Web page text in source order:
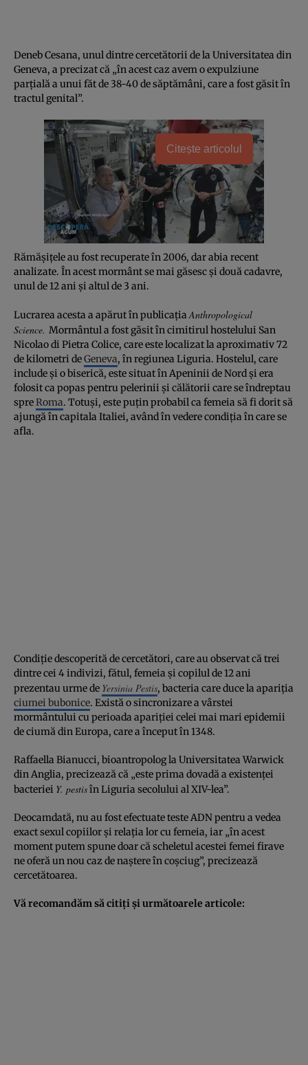
Deneb Cesana, unul dintre cercetătorii de la Universitatea din
Geneva, a precizat că „în acest caz avem o expulziune
parţială a unui făt de 38-40 de săptămâni, care a fost găsit în
tractul genital”.
Citește articolul
Rămăşiţele au fost recuperate în 2006, dar abia recent
analizate. În acest mormânt se mai găsesc şi două cadavre,
unul de 12 ani şi altul de 3 ani.
Lucrarea acesta a apărut în publicaţiaAnthropological
Science. Mormântul a fost găsit în cimitirul hostelului San
Nicolao di Pietra Colice, care este localizat la aproximativ 72
de kilometri deGeneva, în regiunea Liguria. Hostelul, care
include şi o biserică, este situat în Apeninii de Nord şi era
folosit ca popas pentru pelerinii şi călătorii care se îndreptau
spreRoma. Totuşi, este puţin probabil ca femeia să fi dorit să
ajungă în capitala Italiei, având în vedere condiţia în care se
afla.
Condiţie descoperită de cercetători, care au observat că trei
dintre cei 4 indivizi, fătul, femeia şi copilul de 12 ani
prezentau urme de Yersinia Pestis, bacteria care duce la apariţia
ciumei bubonice. Există o sincronizare a vârstei
mormântului cu perioada apariţiei celei mai mari epidemii
de ciumă din Europa, care a început în 1348.
Raffaella Bianucci, bioantropolog la Universitatea Warwick
din Anglia, precizează că „este prima dovadă a existenţei
bacteriei Y. pestisîn Liguria secolului al XIV-lea”.
Deocamdată, nu au fost efectuate teste ADN pentru a vedea
exact sexul copiilor şi relaţia lor cu femeia, iar „în acest
moment putem spune doar că scheletul acestei femei firave
ne oferă un nou caz de naştere în coşciug”, precizează
cercetătoarea.
Vă recomandăm să citiţi şi următoarele articole: